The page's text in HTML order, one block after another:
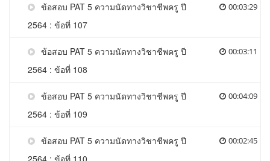
ข้อสอบ PAT 5 ความนัดทางวิชาชีพครู ปี
2564 : ข้อที่ 107
00:03:29
ข้อสอบ PAT 5 ความนัดทางวิชาชีพครู ปี
2564 : ข้อที่ 108
00:03:11
ข้อสอบ PAT 5 ความนัดทางวิชาชีพครู ปี
2564 : ข้อที่ 109
00:04:09
ข้อสอบ PAT 5 ความนัดทางวิชาชีพครู ปี
00:02:45